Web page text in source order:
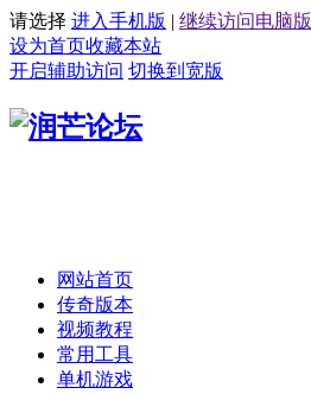
请选择 进入手机版 | 继续访问电脑版
设为首页收藏本站
开启辅助访问 切换到宽版
网站首页
传奇版本
视频教程
常用工具
单机游戏